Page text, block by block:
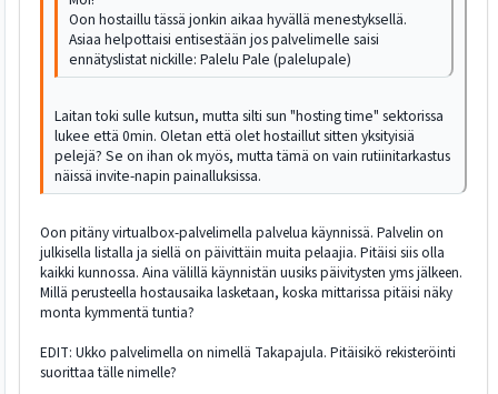
Oon hostaillu tässä jonkin aikaa hyvällä menestyksellä.
Asiaa helpottaisi entisestään jos palvelimelle saisi
ennätyslistat nickille: Palelu Pale (palelupale)
Laitan toki sulle kutsun, mutta silti sun "hosting time" sektorissa
lukee että 0min. Oletan että olet hostaillut sitten yksityisiä
pelejä? Se on ihan ok myös, mutta tämä on vain rutiinitarkastus
näissä invite-napin painalluksissa.
Oon pitäny virtualbox-palvelimella palvelua käynnissä. Palvelin on
julkisella listalla ja siellä on päivittäin muita pelaajia. Pitäisi siis olla
kaikki kunnossa. Aina välillä käynnistän uusiks päivitysten yms jälkeen.
Millä perusteella hostausaika lasketaan, koska mittarissa pitäisi näky
monta kymmentä tuntia?
EDIT: Ukko palvelimella on nimellä Takapajula. Pitäisikö rekisteröinti
suorittaa tälle nimelle?